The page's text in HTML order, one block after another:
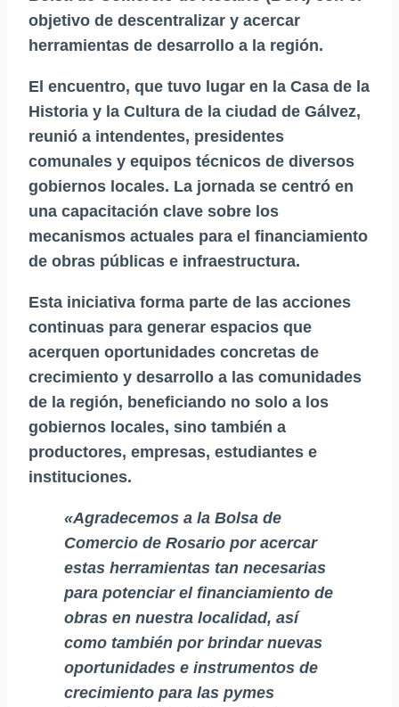
objetivo de descentralizar y acercar
herramientas de desarrollo a la región.
El encuentro, que tuvo lugar en la Casa de la
Historia y la Cultura de la ciudad de Gálvez,
reunió a intendentes, presidentes
comunales y equipos técnicos de diversos
gobiernos locales. La jornada se centró en
una capacitación clave sobre los
mecanismos actuales para el financiamiento
de obras públicas e infraestructura.
Esta iniciativa forma parte de las acciones
continuas para generar espacios que
acerquen oportunidades concretas de
crecimiento y desarrollo a las comunidades
de la región, beneficiando no solo a los
gobiernos locales, sino también a
productores, empresas, estudiantes e
instituciones.
«Agradecemos a la Bolsa de
Comercio de Rosario por acercar
estas herramientas tan necesarias
para potenciar el financiamiento de
obras en nuestra localidad, así
como también por brindar nuevas
oportunidades e instrumentos de
crecimiento para las pymes